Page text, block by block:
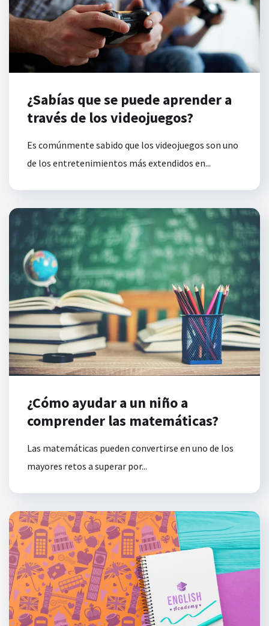
¿Sabías que se puede aprender a
través de los videojuegos?
Es comúnmente sabido que los videojuegos son uno
de los entretenimientos más extendidos en...
¿Cómo ayudar a un niño a
comprender las matemáticas?
Las matemáticas pueden convertirse en uno de los
mayores retos a superar por...